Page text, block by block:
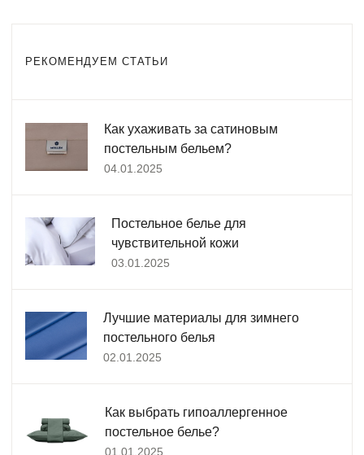
РЕКОМЕНДУЕМ СТАТЬИ
Как ухаживать за сатиновым
постельным бельем?
04.01.2025
Постельное белье для
чувствительной кожи
03.01.2025
Лучшие материалы для зимнего
постельного белья
02.01.2025
Как выбрать гипоаллергенное
постельное белье?
01.01.2025